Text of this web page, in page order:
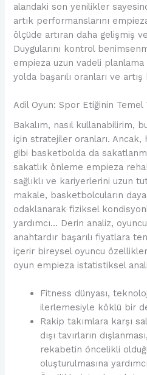
alandaki son yenilikler
artık performanslarını
ölçüde artıran daha gelişmiş
Duygularını kontrol
empieza uzun vadeli planlama
yolda başarılı oranları ve artış
Adil Oyun: Spor Etiğinin Temel
Bakalım, nasıl kullanabilirim,
için stratejiler oranları.
gibi basketbolda da
sakatlık önleme empieza
sağlıklı ve kariyerlerini uzun
makale, basketbolcuların
odaklanarak fiziksel
yardımcı… Derin analiz,
anahtardır başarılı fiyatlara
içerir bireysel oyuncu
oyun empieza istatistiksel
Fitness dünyası,
ilerlemesiyle köklü bir
Rakip takımlara karşı
dışı tavırların
rekabetin öncelikli
oluşturulmasına